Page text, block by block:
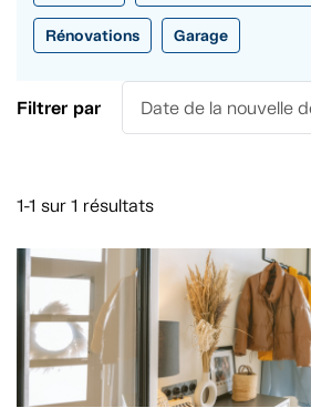
Rénovations Garage
Filtrer par
1-1 sur 1 résultats